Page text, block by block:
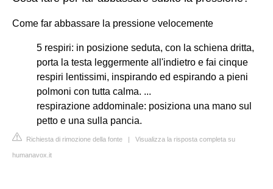
Come far abbassare la pressione velocemente
5 respiri: in posizione seduta, con la schiena dritta,
porta la testa leggermente all'indietro e fai cinque
respiri lentissimi, inspirando ed espirando a pieni
polmoni con tutta calma. ...
respirazione addominale: posiziona una mano sul
petto e una sulla pancia.
Richiesta di rimozione della fonte | Visualizza la risposta completa su
humanavox.it